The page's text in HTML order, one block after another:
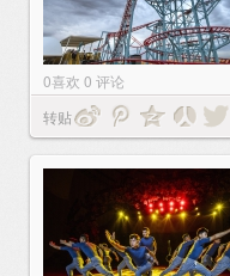
0喜欢 0 评论
转贴